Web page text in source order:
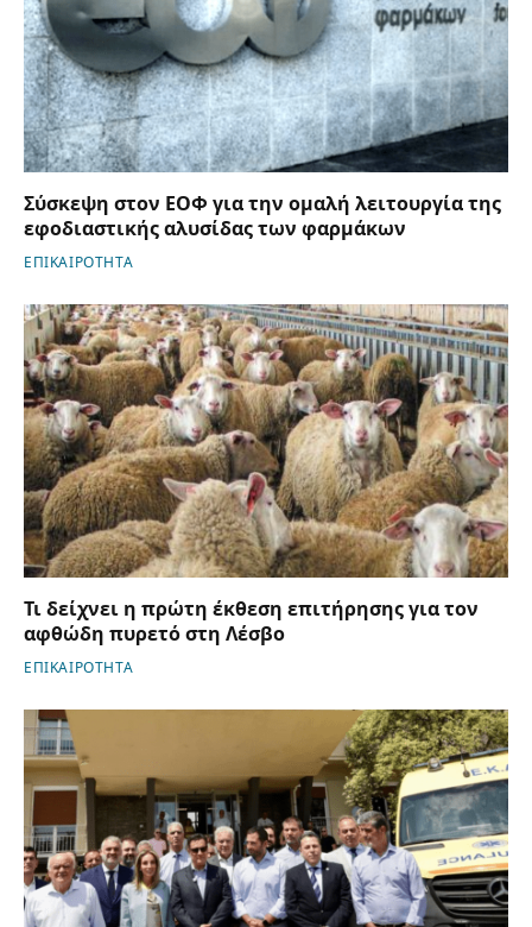
Σύσκεψη στον ΕΟΦ για την ομαλή λειτουργία της
εφοδιαστικής αλυσίδας των φαρμάκων
ΕΠΙΚΑΙΡΟΤΗΤΑ
Τι δείχνει η πρώτη έκθεση επιτήρησης για τον
αφθώδη πυρετό στη Λέσβο
ΕΠΙΚΑΙΡΟΤΗΤΑ